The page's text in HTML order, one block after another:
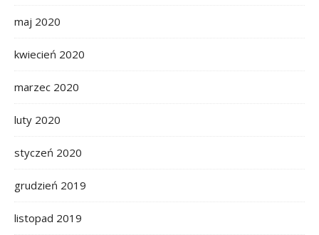
maj 2020
kwiecień 2020
marzec 2020
luty 2020
styczeń 2020
grudzień 2019
listopad 2019